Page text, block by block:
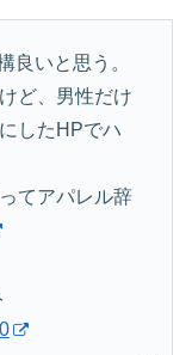
良いと思う。
ど、男性だけ
したHPでハ
てアパレル辞